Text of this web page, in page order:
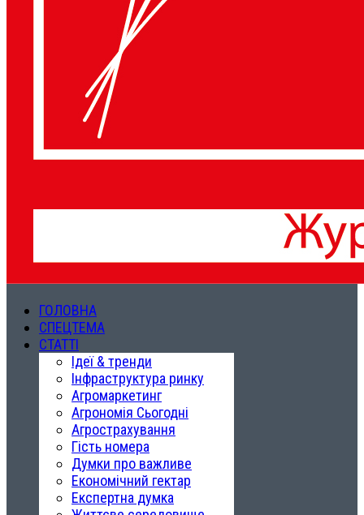
ГОЛОВНА
СПЕЦТЕМА
СТАТТІ
Ідеї & тренди
Інфраструктура ринку
Агромаркетинг
Агрономія Сьогодні
Агрострахування
Гість номера
Думки про важливе
Економічний гектар
Експертна думка